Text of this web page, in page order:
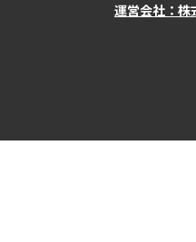
運営会社：株